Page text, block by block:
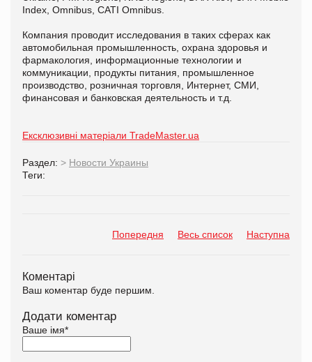
Index, Omnibus, CATI Omnibus.
Компания проводит исследования в таких сферах как
автомобильная промышленность, охрана здоровья и
фармакология, информационные технологии и
коммуникации, продукты питания, промышленное
производство, розничная торговля, Интернет, СМИ,
финансовая и банковская деятельность и т.д.
Ексклюзивні матеріали TradeMaster.ua
Раздел: > Новости Украины
Теги:
Попередня Весь список Наступна
Коментарі
Ваш коментар буде першим.
Додати коментар
Ваше імя*